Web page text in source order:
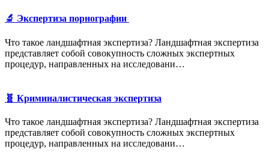
🔬 Экспертиза порнографии
Что такое ландшафтная экспертиза? Ландшафтная экспертиза
представляет собой совокупность сложных экспертных
процедур, направленных на исследовани…
🧬 Криминалистическая экспертиза
Что такое ландшафтная экспертиза? Ландшафтная экспертиза
представляет собой совокупность сложных экспертных
процедур, направленных на исследовани…